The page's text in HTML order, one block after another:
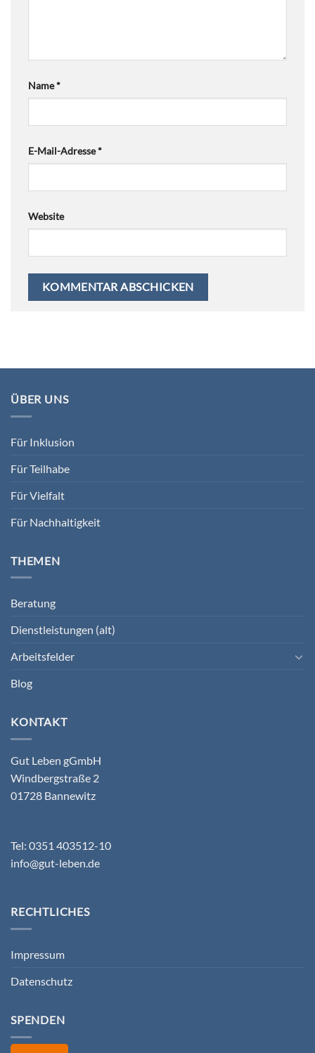
Name*
E-Mail-Adresse*
Website
ÜBER UNS
Für Inklusion
Für Teilhabe
Für Vielfalt
Für Nachhaltigkeit
THEMEN
Beratung
Dienstleistungen (alt)
Arbeitsfelder
Blog
KONTAKT
Gut Leben gGmbH
Windbergstraße 2
01728 Bannewitz
Tel: 0351 403512-10
info@gut-leben.de
RECHTLICHES
Impressum
Datenschutz
SPENDEN